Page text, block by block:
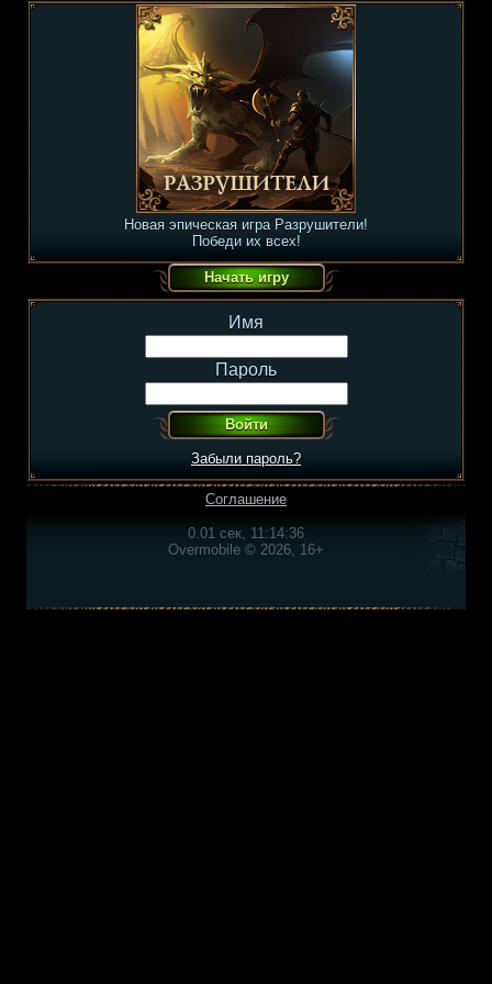
Новая эпическая игра Разрушители!
Победи их всех!
Имя
Пароль
Забыли пароль?
Соглашение
0.01 сек, 11:14:36
Overmobile © 2026, 16+